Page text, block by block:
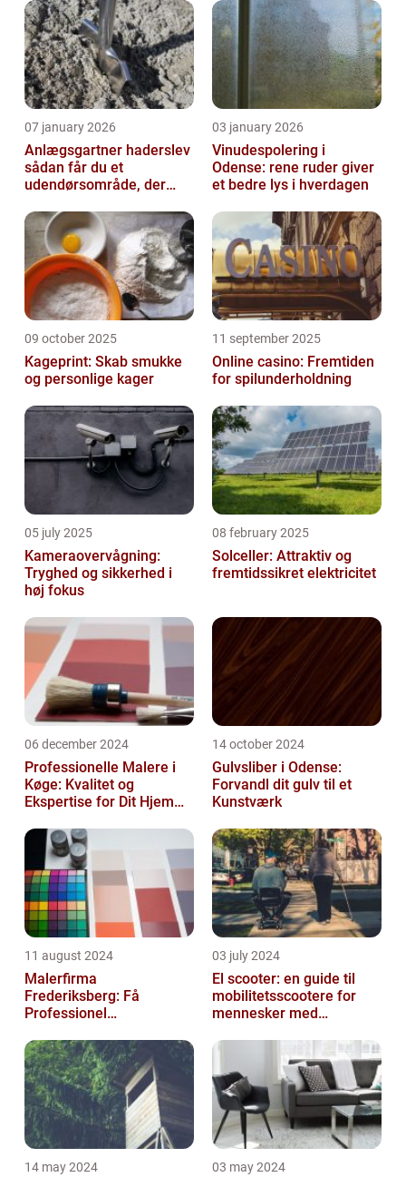
07 january 2026
Anlægsgartner haderslev
sådan får du et
udendørsområde, der
03 january 2026
Vinudespolering i
Odense: rene ruder giver
et bedre lys i hverdagen
09 october 2025
Kageprint: Skab smukke
og personlige kager
11 september 2025
Online casino: Fremtiden
for spilunderholdning
05 july 2025
Kameraovervågning:
Tryghed og sikkerhed i
høj fokus
08 february 2025
Solceller: Attraktiv og
fremtidssikret elektricitet
06 december 2024
Professionelle Malere i
Køge: Kvalitet og
Ekspertise for Dit Hjem
14 october 2024
Gulvsliber i Odense:
Forvandl dit gulv til et
Kunstværk
11 august 2024
Malerfirma
Frederiksberg: Få
Professionel
eller virksomhed
03 july 2024
El scooter: en guide til
mobilitetsscootere for
mennesker med
14 may 2024 03 may 2024